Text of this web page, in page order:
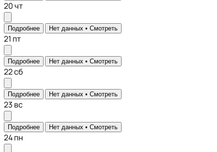
20чт
Подробнее Нет данных • Смотреть
21 пт
Подробнее Нет данных • Смотреть
22сб
Подробнее Нет данных • Смотреть
23 вс
Подробнее Нет данных • Смотреть
24пн